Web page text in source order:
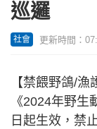
巡邏
社會 更新時間：
【禁餵野鴿/漁
《2024年野
日起生效，禁